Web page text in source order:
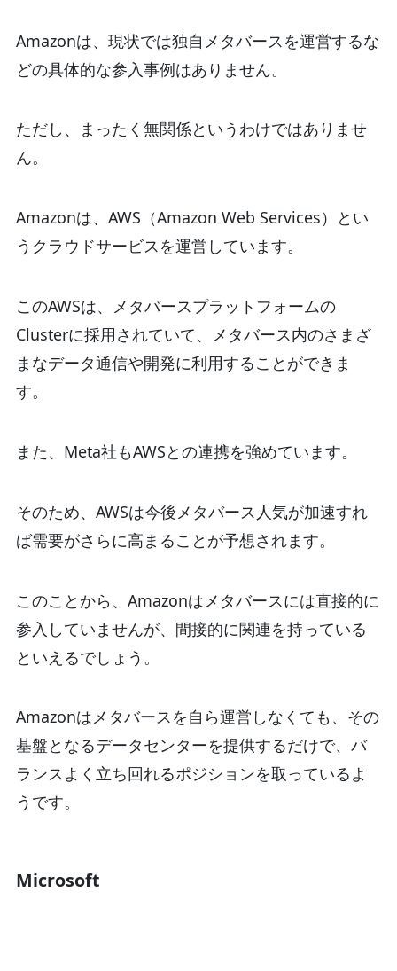
Amazonは、現状では独自メタバースを運営するな
どの具体的な参入事例はありません。
ただし、まったく無関係というわけではありませ
ん。
Amazonは、AWS（Amazon Web Services）とい
うクラウドサービスを運営しています。
このAWSは、メタバースプラットフォームの
Clusterに採用されていて、メタバース内のさまざ
まなデータ通信や開発に利用することができま
す。
また、Meta社もAWSとの連携を強めています。
そのため、AWSは今後メタバース人気が加速すれ
ば需要がさらに高まることが予想されます。
このことから、Amazonはメタバースには直接的に
参入していませんが、間接的に関連を持っている
といえるでしょう。
Amazonはメタバースを自ら運営しなくても、その
基盤となるデータセンターを提供するだけで、バ
ランスよく立ち回れるポジションを取っているよ
うです。
Microsoft